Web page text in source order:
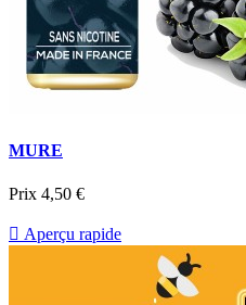
MURE
Prix 4,50 €
 Aperçu rapide